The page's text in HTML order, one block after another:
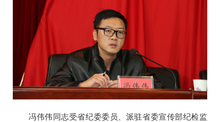
冯伟伟同志受省纪委委员、派驻省委宣传部纪检监